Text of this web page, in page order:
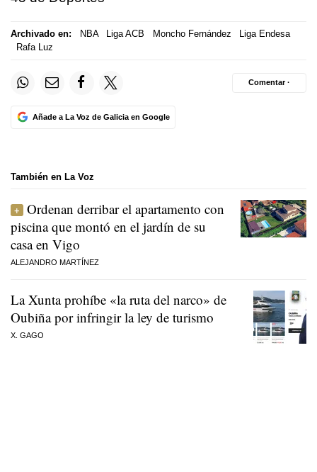
Archivado en: NBA Liga ACB Moncho Fernández
Liga Endesa
Rafa Luz
Añade a La Voz de Galicia en Google
Comentar ·
También en La Voz
Ordenan derribar el apartamento con
piscina que montó en el jardín de su
casa en Vigo
ALEJANDRO MARTÍNEZ
La Xunta prohíbe «la ruta del narco» de
Oubiña por infringir la ley de turismo
X. GAGO